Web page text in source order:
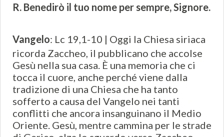
R. Benedirò il tuo nome per sempre, Signore.
Vangelo: Lc 19,1-10 | Oggi la Chiesa siriaca
ricorda Zaccheo, il pubblicano che accolse
Gesù nella sua casa. È una memoria che ci
tocca il cuore, anche perché viene dalla
tradizione di una Chiesa che ha tanto
sofferto a causa del Vangelo nei tanti
conflitti che ancora insanguinano il Medio
Oriente. Gesù, mentre cammina per le strade